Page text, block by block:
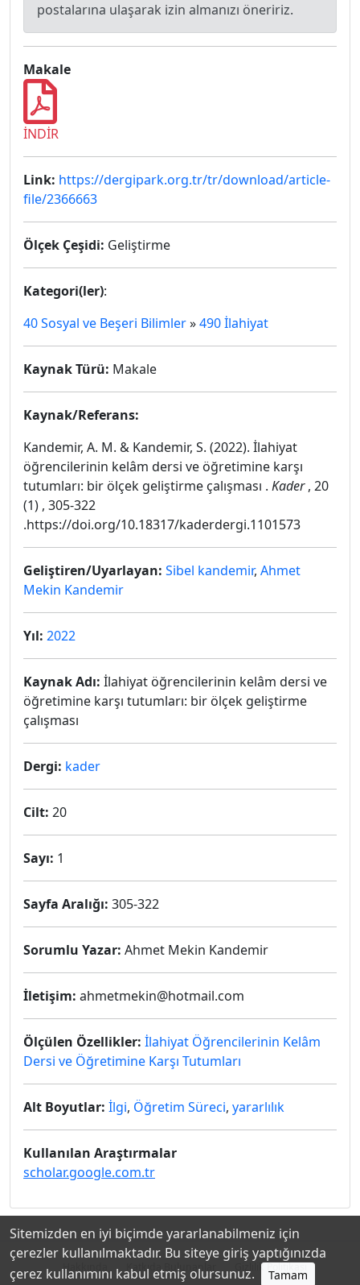
postalarına ulaşarak izin almanızı öneririz.
Makale
İNDİR
Link: https://dergipark.org.tr/tr/download/article-
file/2366663
Ölçek Çeşidi: Geliştirme
Kategori(ler):
40 Sosyal ve Beşeri Bilimler»490 İlahiyat
Kaynak Türü: Makale
Kaynak/Referans:
Kandemir, A. M. & Kandemir, S. (2022). İlahiyat
öğrencilerinin kelâm dersi ve öğretimine karşı
tutumları: bir ölçek geliştirme çalışması . Kader, 20
(1) , 305-322
.https://doi.org/10.18317/kaderdergi.1101573
Geliştiren/Uyarlayan: Sibel kandemir, Ahmet
Mekin Kandemir
Yıl: 2022
Kaynak Adı: İlahiyat öğrencilerinin kelâm dersi ve
öğretimine karşı tutumları: bir ölçek geliştirme
çalışması
Dergi: kader
Cilt: 20
Sayı: 1
Sayfa Aralığı: 305-322
Sorumlu Yazar: Ahmet Mekin Kandemir
İletişim: ahmetmekin@hotmail.com
Ölçülen Özellikler: İlahiyat Öğrencilerinin Kelâm
Dersi ve Öğretimine Karşı Tutumları
Alt Boyutlar: İlgi, Öğretim Süreci, yararlılık
Kullanılan Araştırmalar
scholar.google.com.tr
Hakkında Katkıda Bulunanlar Gizlilik Politikası
Sitemizden en iyi biçimde yararlanabilmeniz için
çerezler kullanılmaktadır. Bu siteye giriş yaptığınızda
çerez kullanımını kabul etmiş olursunuz.
Tamam